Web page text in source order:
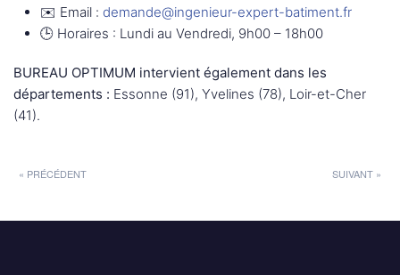
✉️ Email : demande@ingenieur-expert-batiment.fr
🕒 Horaires : Lundi au Vendredi, 9h00 – 18h00
BUREAU OPTIMUM intervient également dans les
départements : Essonne (91), Yvelines (78), Loir-et-Cher
(41).
« PRÉCÉDENT SUIVANT »